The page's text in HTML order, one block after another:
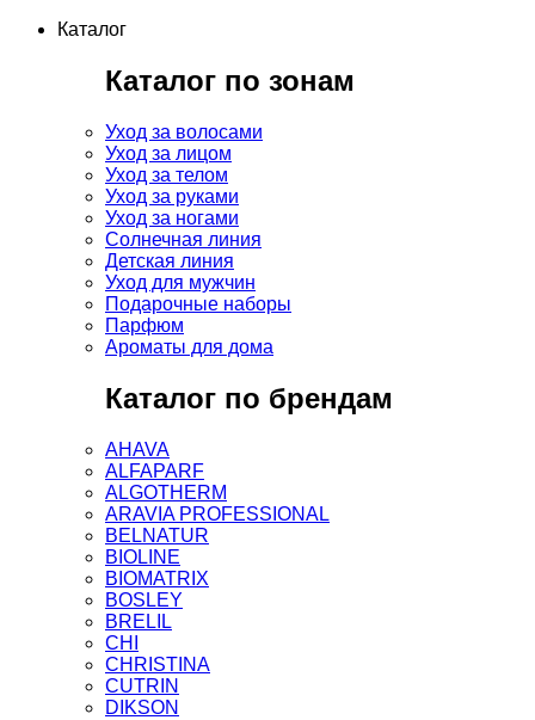
Каталог
Каталог по зонам
Уход за волосами
Уход за лицом
Уход за телом
Уход за руками
Уход за ногами
Солнечная линия
Детская линия
Уход для мужчин
Подарочные наборы
Парфюм
Ароматы для дома
Каталог по брендам
AHAVA
ALFAPARF
ALGOTHERM
ARAVIA PROFESSIONAL
BELNATUR
BIOLINE
BIOMATRIX
BOSLEY
BRELIL
CHI
CHRISTINA
CUTRIN
DIKSON